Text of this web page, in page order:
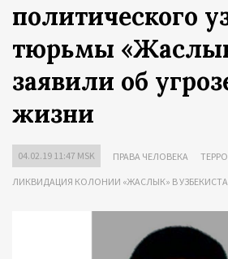
политического
тюрьмы
заявили об
жизни
04.02.19 11:47 MSK ПРАВА ЧЕЛОВЕКА
ЛИКВИДАЦИЯ КОЛОНИИ «ЖАСЛЫК» В